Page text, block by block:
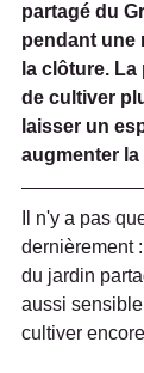
partagé du
pendant une
la clôture.
de cultiver
laisser un
augmenter
Il n'y a pas
dernièrement
du jardin
aussi
cultiver